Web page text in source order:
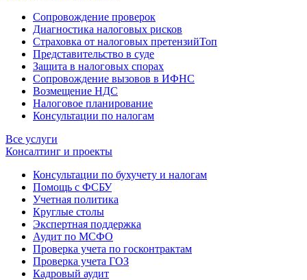
Сопровождение проверок
Диагностика налоговых рисков
Страховка от налоговых претензийТоп
Представительство в суде
Защита в налоговых спорах
Сопровождение вызовов в ИФНС
Возмещение НДС
Налоговое планирование
Консультации по налогам
Все услуги
Консалтинг и проекты
Консультации по бухучету и налогам
Помощь с ФСБУ
Учетная политика
Круглые столы
Экспертная поддержка
Аудит по МСФО
Проверка учета по госконтрактам
Проверка учета ГОЗ
Кадровый аудит